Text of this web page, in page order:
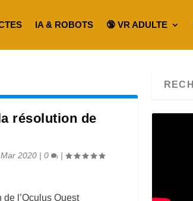
IA & ROBOTS 🔞 VR ADULTE
résolution de
Mar 2020| 0 |
l’Oculus Quest